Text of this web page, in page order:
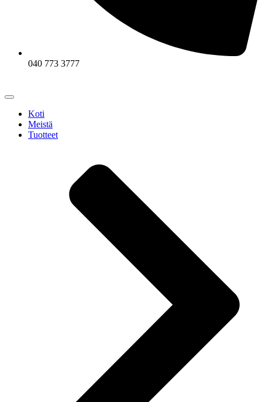
040 773 3777
Koti
Meistä
Tuotteet